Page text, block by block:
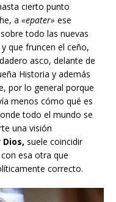
cierto punto
a «epater» ese
todo las nuevas
que fruncen el ceño,
asco, delante de
Historia y además
por lo general porque
menos cómo qué es
todo el mundo se
una visión
Dios, suele coincidir
esa otra que
correcto.